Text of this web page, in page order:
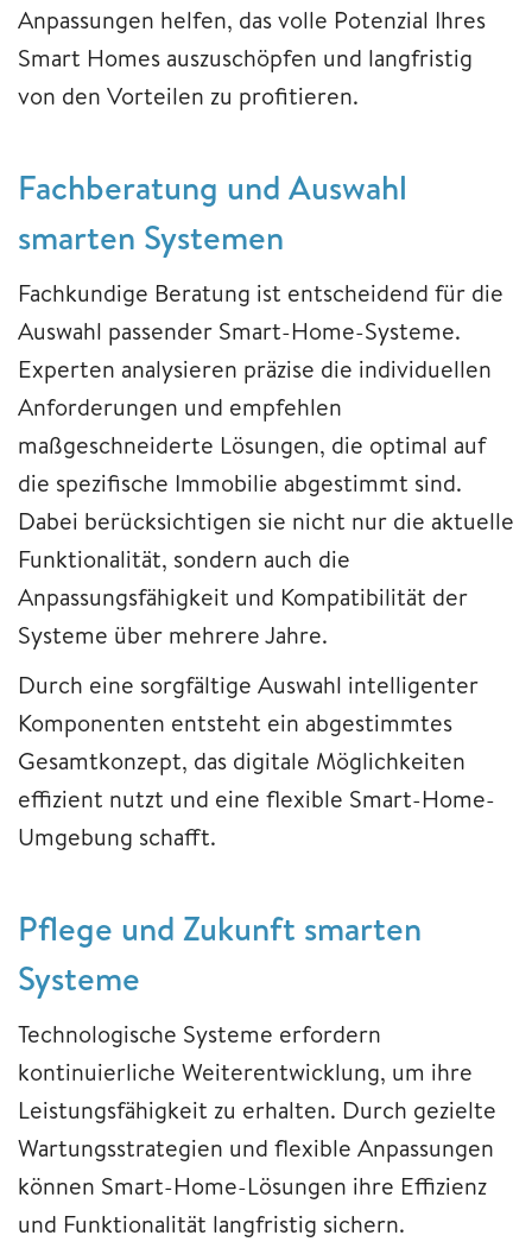
Anpassungen helfen, das volle Potenzial Ihres
Smart Homes auszuschöpfen und langfristig
von den Vorteilen zu profitieren.
Fachberatung und Auswahl
smarten Systemen
Fachkundige Beratung ist entscheidend für die
Auswahl passender Smart-Home-Systeme.
Experten analysieren präzise die individuellen
Anforderungen und empfehlen
maßgeschneiderte Lösungen, die optimal auf
die spezifische Immobilie abgestimmt sind.
Dabei berücksichtigen sie nicht nur die aktuelle
Funktionalität, sondern auch die
Anpassungsfähigkeit und Kompatibilität der
Systeme über mehrere Jahre.
Durch eine sorgfältige Auswahl intelligenter
Komponenten entsteht ein abgestimmtes
Gesamtkonzept, das digitale Möglichkeiten
effizient nutzt und eine flexible Smart-Home-
Umgebung schafft.
Pflege und Zukunft smarten
Systeme
Technologische Systeme erfordern
kontinuierliche Weiterentwicklung, um ihre
Leistungsfähigkeit zu erhalten. Durch gezielte
Wartungsstrategien und flexible Anpassungen
können Smart-Home-Lösungen ihre Effizienz
und Funktionalität langfristig sichern.